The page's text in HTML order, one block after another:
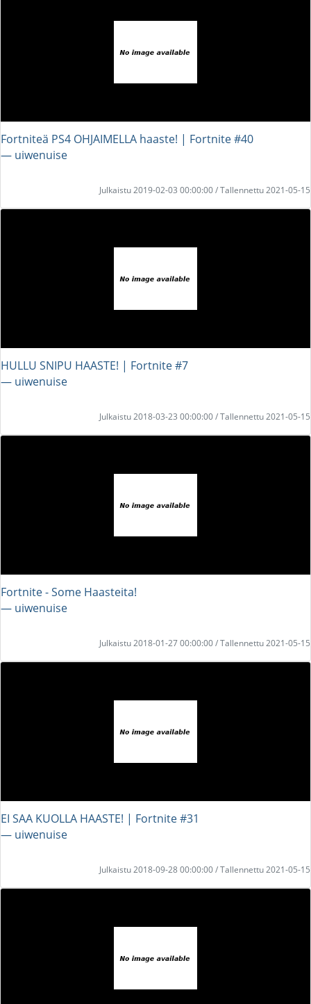
Fortniteä PS4 OHJAIMELLA haaste! | Fortnite #40
― uiwenuise
Julkaistu 2019-02-03 00:00:00 / Tallennettu 2021-05-15
HULLU SNIPU HAASTE! | Fortnite #7
― uiwenuise
Julkaistu 2018-03-23 00:00:00 / Tallennettu 2021-05-15
Fortnite - Some Haasteita!
― uiwenuise
Julkaistu 2018-01-27 00:00:00 / Tallennettu 2021-05-15
EI SAA KUOLLA HAASTE! | Fortnite #31
― uiwenuise
Julkaistu 2018-09-28 00:00:00 / Tallennettu 2021-05-15